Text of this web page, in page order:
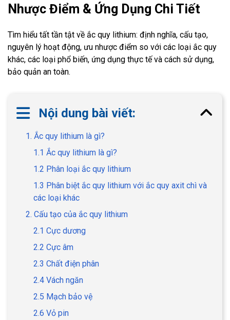
Nhược Điểm & Ứng Dụng Chi Tiết
Tìm hiểu tất tần tật về ắc quy lithium: định nghĩa, cấu tạo,
nguyên lý hoạt động, ưu nhược điểm so với các loại ắc quy
khác, các loại phổ biến, ứng dụng thực tế và cách sử dụng,
bảo quản an toàn.
Nội dung bài viết:
1. Ắc quy lithium là gì?
1.1 Ắc quy lithium là gì?
1.2 Phân loại ắc quy lithium
1.3 Phân biệt ắc quy lithium với ắc quy axit chì và
các loại khác
2. Cấu tạo của ắc quy lithium
2.1 Cực dương
2.2 Cực âm
2.3 Chất điện phân
2.4 Vách ngăn
2.5 Mạch bảo vệ
2.6 Vỏ pin